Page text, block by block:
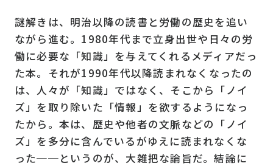
謎解きは、明治以降の読書と労働の歴史を追い
ながら進む。1980年代まで立身出世や日々の労
働に必要な「知識」を与えてくれるメディアだっ
た本。それが1990年代以降読まれなくなったの
は、人々が「知識」ではなく、そこから「ノイ
ズ」を取り除いた「情報」を欲するようになっ
たから。本は、歴史や他者の文脈などの「ノイ
ズ」を多分に含んでいるがゆえに読まれなくな
った──というのが、大雑把な論旨だ。結論に